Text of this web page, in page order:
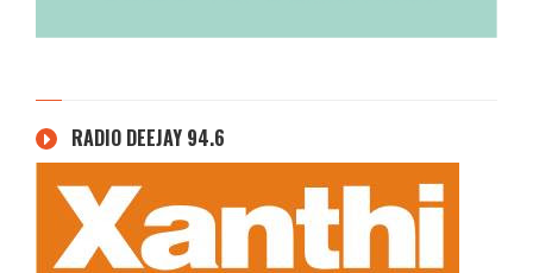
RADIO DEEJAY 94.6